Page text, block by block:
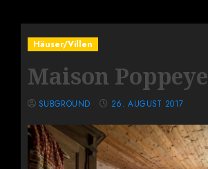
Häuser/Villen
Maison Poppeye
SUBGROUND 26. AUGUST 2017